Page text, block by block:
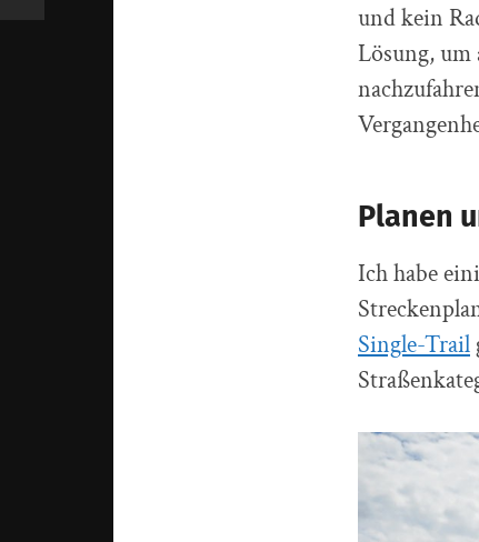
und kein
Lösung, um
Planen
Ich habe
Single-Trail